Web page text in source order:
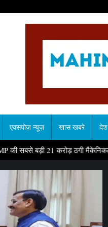
एक्सपोज़ न्यूज़ खास खबरे देश
21 करोड़ ठगी मैकेनिकल इंजीनियर